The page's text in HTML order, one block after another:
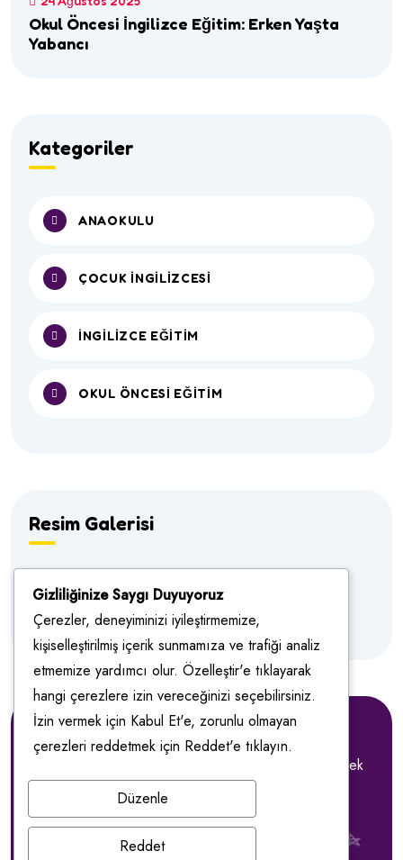
Okul Öncesi İngilizce Eğitim: Erken Yaşta
Yabancı
Kategoriler
ANAOKULU
ÇOCUK İNGİLİZCESİ
İNGİLİZCE EĞİTİM
OKUL ÖNCESİ EĞİTİM
Resim Galerisi
Özel Defnem Anaokulu
Anaokulumuz hakkında bilgi almak , rehberlik ve destek
Gizliliğinize Saygı Duyuyoruz
Çerezler, deneyiminizi iyileştirmemize,
kişiselleştirilmiş içerik sunmamıza ve trafiği analiz
etmemize yardımcı olur. Özelleştir'e tıklayarak
hangi çerezlere izin vereceğinizi seçebilirsiniz.
İzin vermek için Kabul Et'e, zorunlu olmayan
çerezleri reddetmek için Reddet'e tıklayın.
Düzenle
Reddet